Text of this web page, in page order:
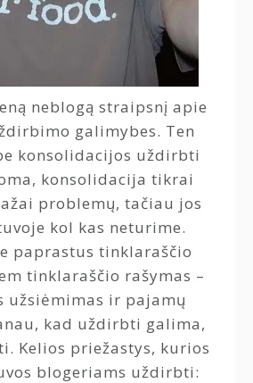
neblogą straipsnį apie
galimybes. Ten
konsolidacijos uždirbti
konsolidacija tikrai
problemų, tačiau jos
kol kas neturime.
paprastus tinklaraščio
tinklaraščio rašymas –
užsiėmimas ir pajamų
kad uždirbti galima,
Kelios priežastys, kurios
blogeriams uždirbti: